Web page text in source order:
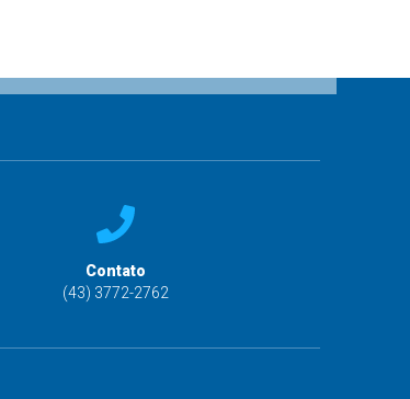
Contato
(43) 3772-2762